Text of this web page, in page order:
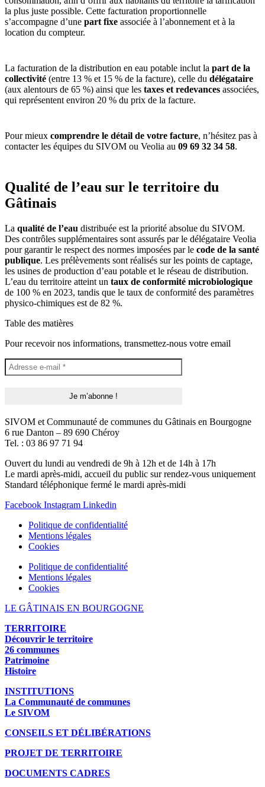
la plus juste possible. Cette facturation proportionnelle
s’accompagne d’une part fixe associée à l’abonnement et à la
location du compteur.
La facturation de la distribution en eau potable inclut la part de la
collectivité (entre 13 % et 15 % de la facture), celle du délégataire
(aux alentours de 65 %) ainsi que les taxes et redevances associées,
qui représentent environ 20 % du prix de la facture.
Pour mieux comprendre le détail de votre facture, n’hésitez pas à
contacter les équipes du SIVOM ou Veolia au 09 69 32 34 58.
Qualité de l’eau sur le territoire du
Gâtinais
La qualité de l’eau distribuée est la priorité absolue du SIVOM.
Des contrôles supplémentaires sont assurés par le délégataire Veolia
pour garantir le respect des normes imposées par le code de la santé
publique. Les prélèvements sont réalisés sur les points de captage,
les usines de production d’eau potable et le réseau de distribution.
L’eau du territoire atteint un taux de conformité microbiologique
de 100 % en 2023, tandis que le taux de conformité des paramètres
physico-chimiques est de 82 %.
Table des matières
Pour recevoir nos informations, transmettez-nous votre email
SIVOM et Communauté de communes du Gâtinais en Bourgogne
6 rue Danton – 89 690 Chéroy
Tel. : 03 86 97 71 94
Ouvert du lundi au vendredi de 9h à 12h et de 14h à 17h
Le mardi après-midi, accueil du public sur rendez-vous uniquement
Standard téléphonique fermé le mardi après-midi
Facebook Instagram Linkedin
Politique de confidentialité
Mentions légales
Cookies
Politique de confidentialité
Mentions légales
Cookies
LE GÂTINAIS EN BOURGOGNE
TERRITOIRE
Découvrir le territoire
26 communes
Patrimoine
Histoire
INSTITUTIONS
La Communauté de communes
Le SIVOM
CONSEILS ET DÉLIBÉRATIONS
PROJET DE TERRITOIRE
DOCUMENTS CADRES